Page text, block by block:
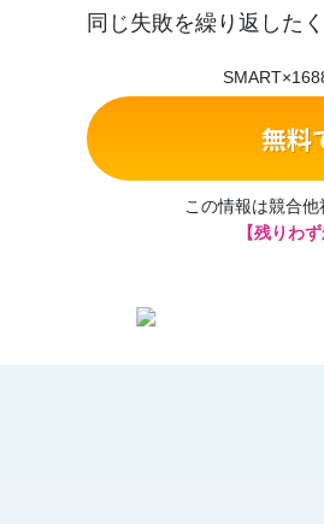
同じ失敗を繰り返した
無料
この情報は競合
【残りわ